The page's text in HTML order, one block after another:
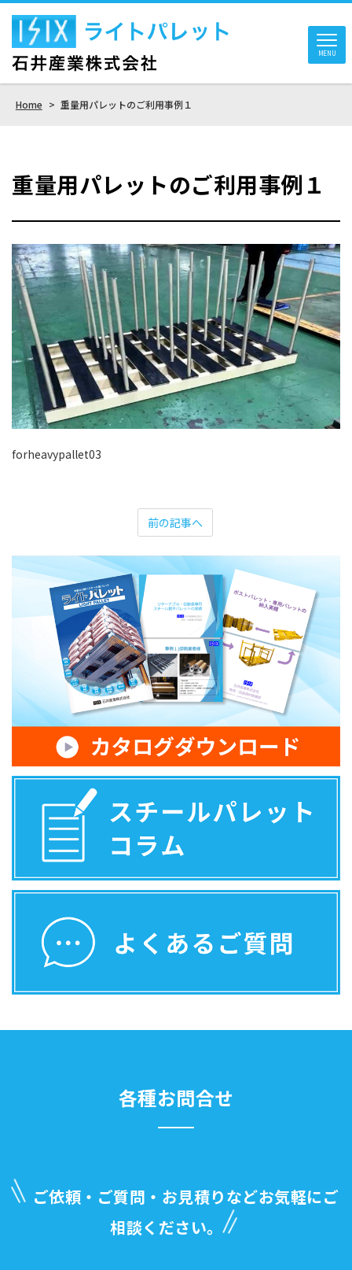
MENU
Home > 重量用パレットのご利用事例１
重量用パレットのご利用事例１
forheavypallet03
前の記事へ
各種お問合せ
ご依頼・ご質問・お見積りなどお気軽にご
相談ください。